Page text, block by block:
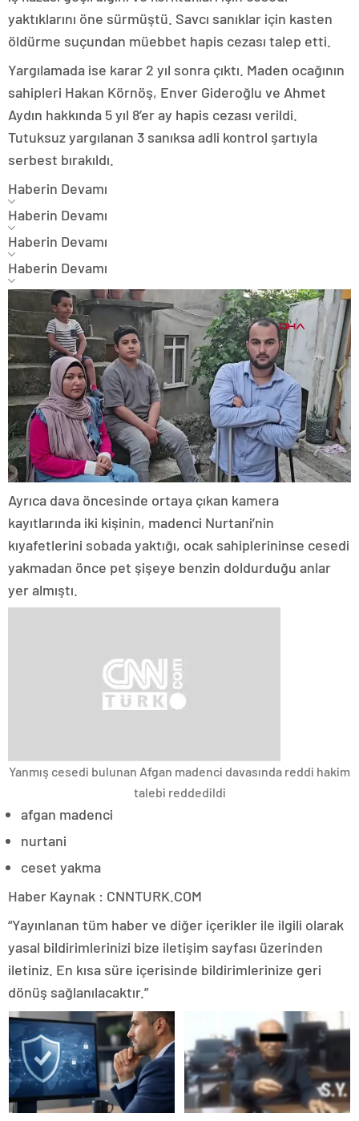
yaktıklarını öne sürmüştü. Savcı sanıklar için kasten
öldürme suçundan müebbet hapis cezası talep etti.
Yargılamada ise karar 2 yıl sonra çıktı. Maden ocağının
sahipleri Hakan Körnöş, Enver Gideroğlu ve Ahmet
Aydın hakkında 5 yıl 8’er ay hapis cezası verildi.
Tutuksuz yargılanan 3 sanıksa adli kontrol şartıyla
serbest bırakıldı.
Haberin Devamı
Haberin Devamı
Haberin Devamı
Haberin Devamı
Ayrıca dava öncesinde ortaya çıkan kamera
kayıtlarında iki kişinin, madenci Nurtani’nin
kıyafetlerini sobada yaktığı, ocak sahiplerininse cesedi
yakmadan önce pet şişeye benzin doldurduğu anlar
yer almıştı.
Yanmış cesedi bulunan Afgan madenci davasında reddi hakim
talebi reddedildi
afgan madenci
nurtani
ceset yakma
Haber Kaynak : CNNTURK.COM
“Yayınlanan tüm haber ve diğer içerikler ile ilgili olarak
yasal bildirimlerinizi bize iletişim sayfası üzerinden
iletiniz. En kısa süre içerisinde bildirimlerinize geri
dönüş sağlanılacaktır.”